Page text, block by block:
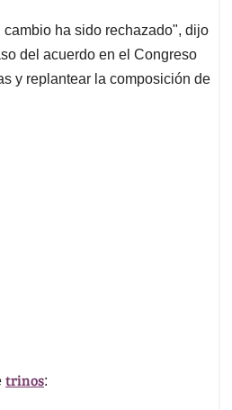
ha sido rechazado", dijo
del acuerdo en el Congreso
y replantear la composición de
trinos: